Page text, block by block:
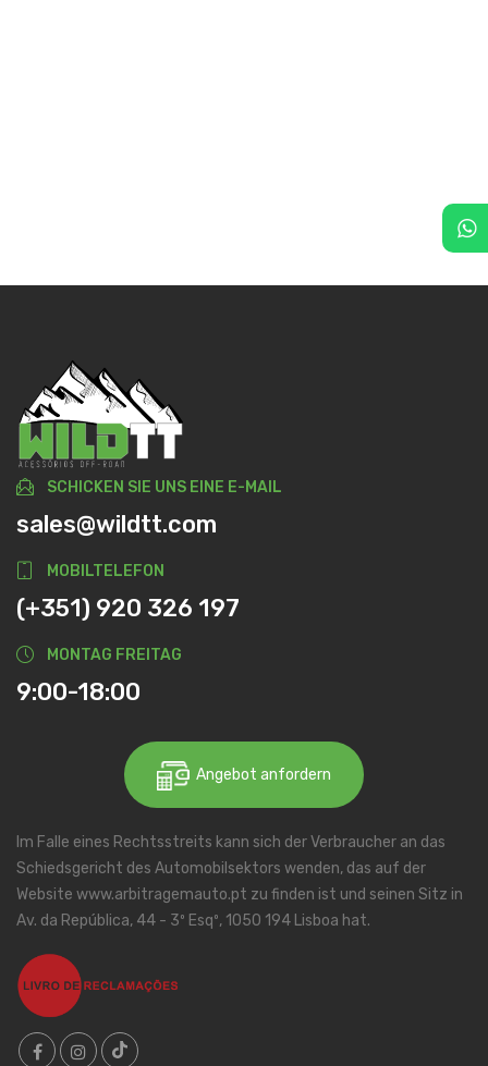
SCHICKEN SIE UNS EINE E-MAIL
sales@wildtt.com
MOBILTELEFON
(+351) 920 326 197
MONTAG FREITAG
9:00-18:00
Angebot anfordern
Im Falle eines Rechtsstreits kann sich der Verbraucher an das
Schiedsgericht des Automobilsektors wenden, das auf der
Website www.arbitragemauto.pt zu finden ist und seinen Sitz in
Av. da República, 44 - 3º Esqº, 1050 194 Lisboa hat.